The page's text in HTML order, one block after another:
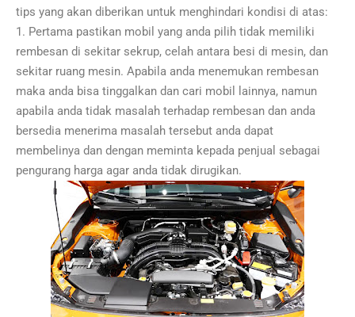
tips yang akan diberikan untuk menghindari kondisi di atas:
1. Pertama pastikan mobil yang anda pilih tidak memiliki
rembesan di sekitar sekrup, celah antara besi di mesin, dan
sekitar ruang mesin. Apabila anda menemukan rembesan
maka anda bisa tinggalkan dan cari mobil lainnya, namun
apabila anda tidak masalah terhadap rembesan dan anda
bersedia menerima masalah tersebut anda dapat
membelinya dan dengan meminta kepada penjual sebagai
pengurang harga agar anda tidak dirugikan.